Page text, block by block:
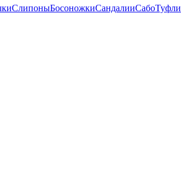
СлипоныБосоножкиСандалииСабоТуфли